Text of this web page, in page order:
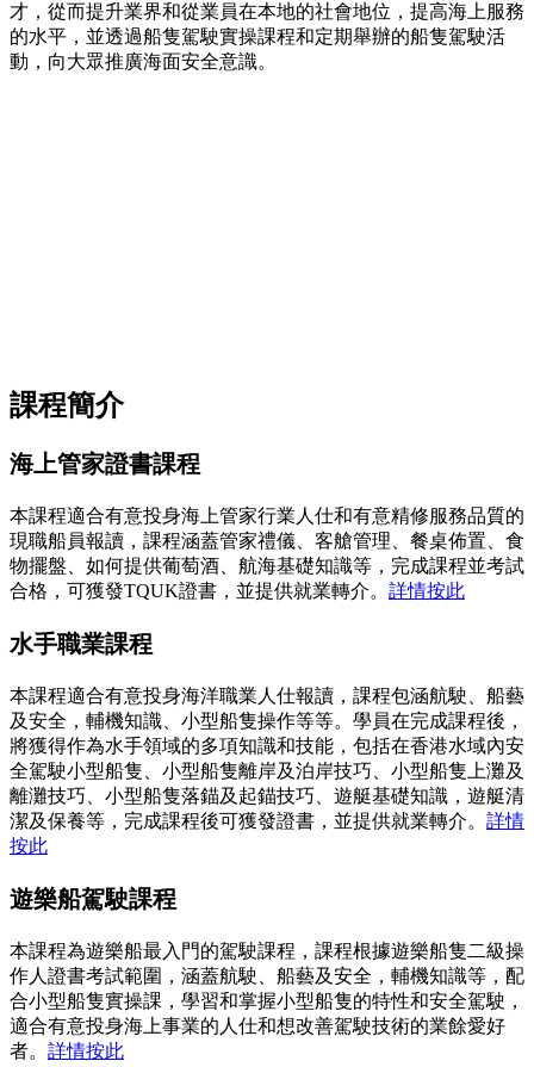
才，從而提升業界和從業員在本地的社會地位，提高海上服務
的水平，並透過船隻駕駛實操課程和定期舉辦的船隻駕駛活
動，向大眾推廣海面安全意識。
課程簡介
海上管家證書課程
本課程適合有意投身海上管家行業人仕和有意精修服務品質的
現職船員報讀，課程涵蓋管家禮儀、客艙管理、餐桌佈置、食
物擺盤、如何提供葡萄酒、航海基礎知識等，完成課程並考試
合格，可獲發TQUK證書，並提供就業轉介。 詳情按此
水手職業課程
本課程適合有意投身海洋職業人仕報讀，課程包涵航駛、船藝
及安全，輔機知識、小型船隻操作等等。學員在完成課程後，
將獲得作為水手領域的多項知識和技能，包括在香港水域內安
全駕駛小型船隻、小型船隻離岸及泊岸技巧、小型船隻上灘及
離灘技巧、小型船隻落錨及起錨技巧、遊艇基礎知識，遊艇清
潔及保養等，完成課程後可獲發證書，並提供就業轉介。 詳情
按此
遊樂船駕駛課程
本課程為遊樂船最入門的駕駛課程，課程根據遊樂船隻二級操
作人證書考試範圍，涵蓋航駛、船藝及安全，輔機知識等，配
合小型船隻實操課，學習和掌握小型船隻的特性和安全駕駛，
適合有意投身海上事業的人仕和想改善駕駛技術的業餘愛好
者。 詳情按此